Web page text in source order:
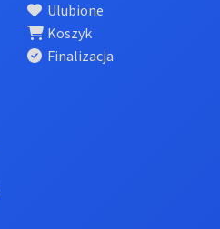
Ulubione
Koszyk
Finalizacja